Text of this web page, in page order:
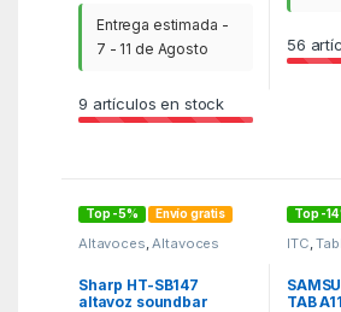
Entrega estimada -
7 - 11 de Agosto
9 artículos en stock
56
Top -5% Envío gratis
Altavoces Altavoces
Imagen y Sonido
Sharp HT-SB147
altavoz soundbar
Top -
ITC ,
TAB